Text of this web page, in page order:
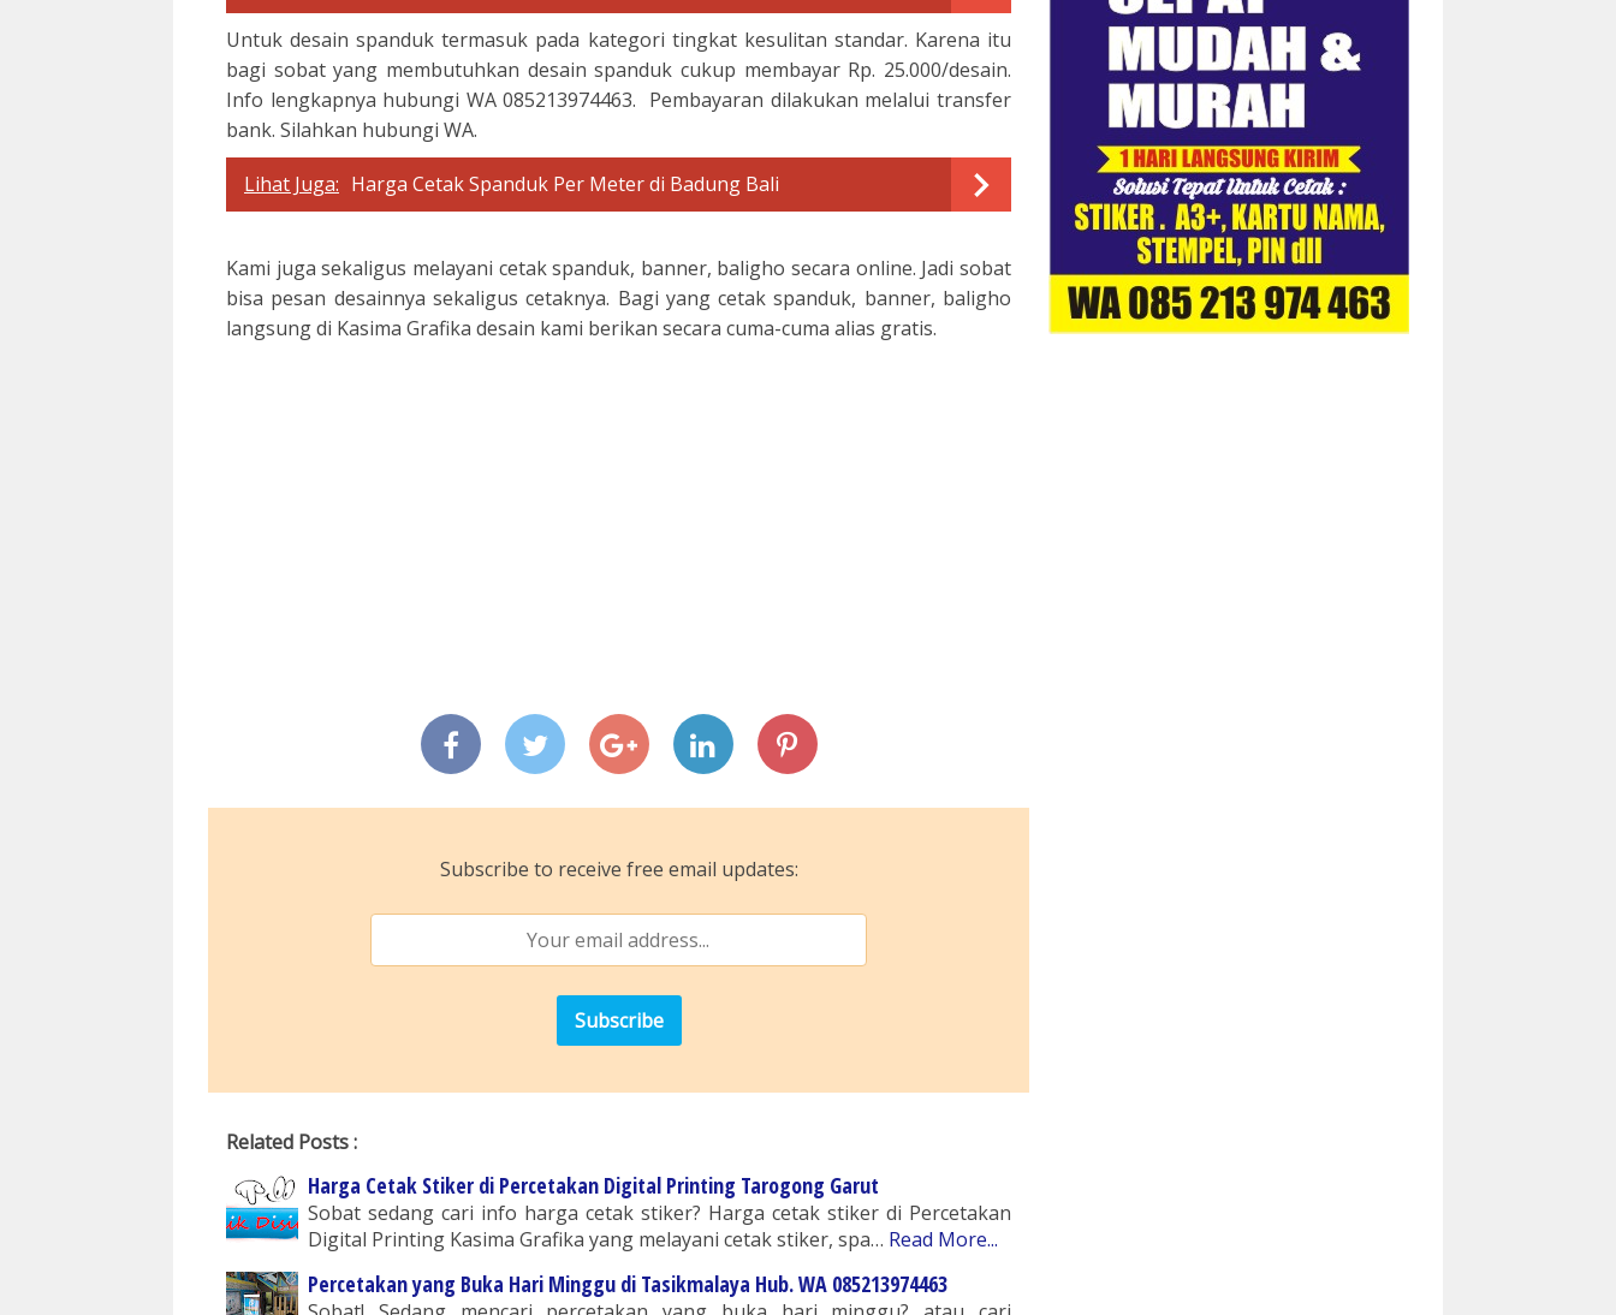
Untuk desain spanduk termasuk pada kategori tingkat kesulitan standar. Karena itu
bagi sobat yang membutuhkan desain spanduk cukup membayar Rp. 25.000/desain.
Info lengkapnya hubungi WA 085213974463. Pembayaran dilakukan melalui transfer
bank. Silahkan hubungi WA.
Lihat Juga: Harga Cetak Spanduk Per Meter di Badung Bali
Kami juga sekaligus melayani cetak spanduk, banner, baligho secara online. Jadi sobat
bisa pesan desainnya sekaligus cetaknya. Bagi yang cetak spanduk, banner, baligho
langsung di Kasima Grafika desain kami berikan secara cuma-cuma alias gratis.
Subscribe to receive free email updates:
Related Posts :
Harga Cetak Stiker di Percetakan Digital Printing Tarogong Garut
Sobat sedang cari info harga cetak stiker? Harga cetak stiker di Percetakan
Digital Printing Kasima Grafika yang melayani cetak stiker, spa… Read More...
Percetakan yang Buka Hari Minggu di Tasikmalaya Hub. WA 085213974463